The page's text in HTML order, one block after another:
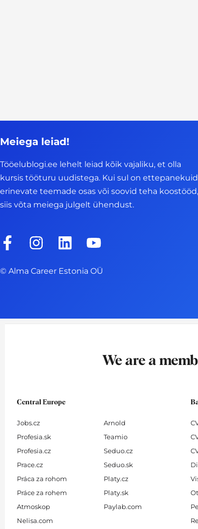
Meiega leiad!
Tööelublogi.ee lehelt leiad kõik vajaliku, et olla
kursis tööturu uudistega. Kui sul on ettepanekuid
erinevate teemade osas või soovid teha koostööd,
siis võta meiega julgelt ühendust.
F
c
o
I
s
g
L
n
d
Y
u
b
© Alma Career Estonia OÜ
We are a
Central Europe
Jobs.cz
Profesia.sk
Profesia.cz
Prace.cz
Práca za rohom
Práce za rohem
Atmoskop
Nelisa.com
Arnold
Teamio
Seduo.cz
Seduo.sk
Platy.cz
Platy.sk
Paylab.com